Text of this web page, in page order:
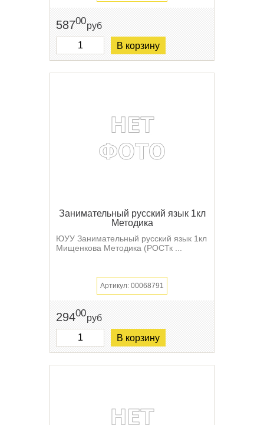
58700руб
В корзину
Занимательный русский язык 1кл
Методика
ЮУУ Занимательный русский язык 1кл
Мищенкова Методика (РОСТк ...
Артикул: 00068791
29400руб
В корзину